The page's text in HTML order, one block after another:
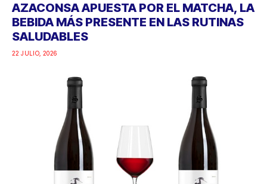
AZACONSA APUESTA POR EL MATCHA, LA
BEBIDA MÁS PRESENTE EN LAS RUTINAS
SALUDABLES
22 JULIO, 2026